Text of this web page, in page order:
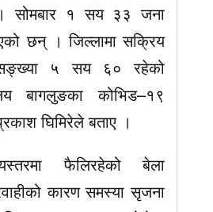
सोमबार १ सय ३३ जना
छन् । जिल्लामा सक्रिय
५ सय ६० रहेको
बागलुङका कोभिड–१९
घिमिरेले बताए ।
फैलिरहेको बेला
कारण समस्या सृजना